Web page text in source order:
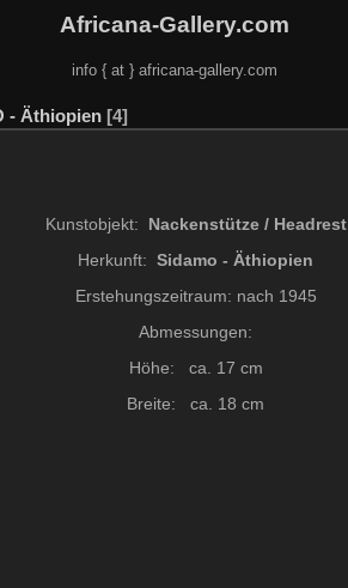
Africana-Gallery.com
info { at } africana-gallery.com
- Äthiopien 4
Kunstobjekt: Nackenstütze / Headrest
Herkunft: Sidamo - Äthiopien
Erstehungszeitraum: nach 1945
Abmessungen:
Höhe: ca. 17 cm
Breite: ca. 18 cm